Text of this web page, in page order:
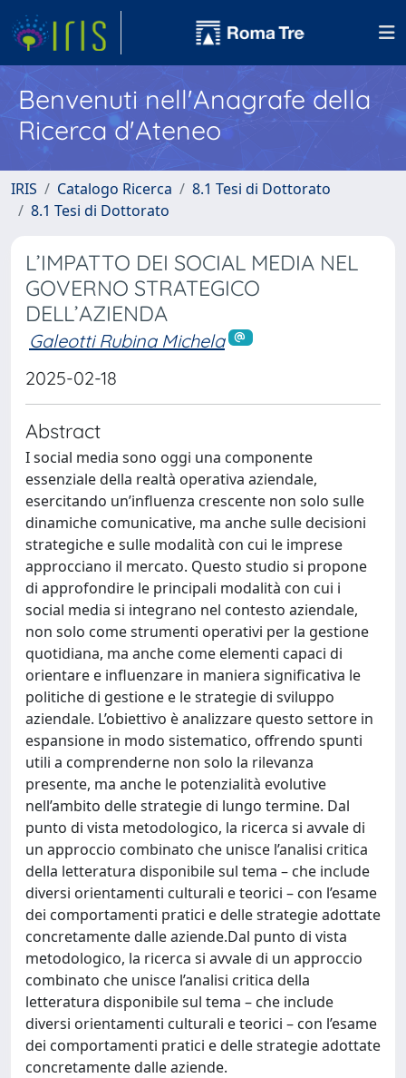
Benvenuti nell'Anagrafe della
Ricerca d'Ateneo
IRIS Catalogo Ricerca
8.1 Tesi di Dottorato
8.1 Tesi di Dottorato
L’IMPATTO DEI SOCIAL MEDIA NEL
GOVERNO STRATEGICO
DELL’AZIENDA
Galeotti Rubina Michela
2025-02-18
Abstract
I social media sono oggi una componente
essenziale della realtà operativa aziendale,
esercitando un’influenza crescente non solo sulle
dinamiche comunicative, ma anche sulle decisioni
strategiche e sulle modalità con cui le imprese
approcciano il mercato. Questo studio si propone
di approfondire le principali modalità con cui i
social media si integrano nel contesto aziendale,
non solo come strumenti operativi per la gestione
quotidiana, ma anche come elementi capaci di
orientare e influenzare in maniera significativa le
politiche di gestione e le strategie di sviluppo
aziendale. L’obiettivo è analizzare questo settore in
espansione in modo sistematico, offrendo spunti
utili a comprenderne non solo la rilevanza
presente, ma anche le potenzialità evolutive
nell’ambito delle strategie di lungo termine. Dal
punto di vista metodologico, la ricerca si avvale di
un approccio combinato che unisce l’analisi critica
della letteratura disponibile sul tema – che include
diversi orientamenti culturali e teorici – con l’esame
dei comportamenti pratici e delle strategie adottate
concretamente dalle aziende.Dal punto di vista
metodologico, la ricerca si avvale di un approccio
combinato che unisce l’analisi critica della
letteratura disponibile sul tema – che include
diversi orientamenti culturali e teorici – con l’esame
dei comportamenti pratici e delle strategie adottate
concretamente dalle aziende.